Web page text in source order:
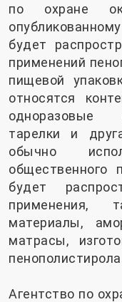
по охране
будет
применений
пищевой
относятся
одноразовые
тарелки и
обычно
общественного
будет
применения,
материалы,
матрасы,
Агентство по